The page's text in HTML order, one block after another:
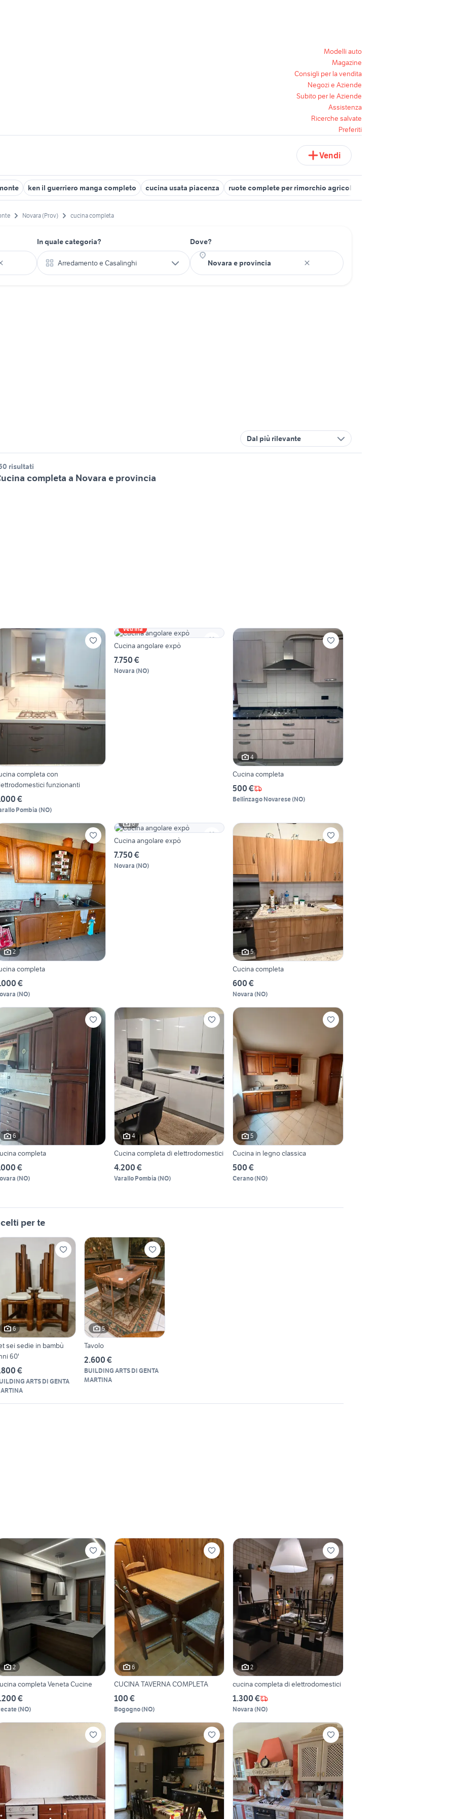
Modelli auto
Magazine
Consigli per la vendita
Negozi e Aziende
Subito per le Aziende
Assistenza
Ricerche salvate
Preferiti
Vendi
ken il guerriero manga completo cucina usata piacenza ruote complete per rimorchio agricolo
Novara (Prov) cucina completa
In quale categoria?
Arredamento e Casalinghi
Dove?
Dal più rilevante
risultati
completa a Novara e provincia
completa con
funzionanti
€
Pombia (NO)
Vetrina
Cucina angolare expò
7.750 €
Novara (NO)
4
Cucina completa
500 €
Bellinzago Novarese(NO)
2
completa
€
(NO)
6
Cucina angolare expò
7.750 €
Novara (NO)
5
Cucina completa
600 €
Novara (NO)
6
completa
€
(NO)
4
Cucina completa di elettrodomestici
4.200 €
Varallo Pombia (NO)
5
Cucina in legno classica
500 €
Cerano(NO)
per te
6
sei sedie in bambù
60'
€
ARTS DI GENTA
5
Tavolo
2.600 €
BUILDING ARTS DI GENTA
MARTINA
2
completa Veneta Cucine
€
(NO)
6
CUCINA TAVERNA COMPLETA
100 €
Bogogno(NO)
2
cucina completa di elettrodomestici
1.300 €
Novara (NO)